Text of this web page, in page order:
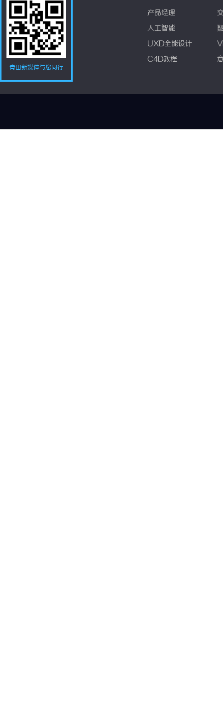
青田新媒体与您同行
产品经理
人工智能
UXD全能设计
C4D教程